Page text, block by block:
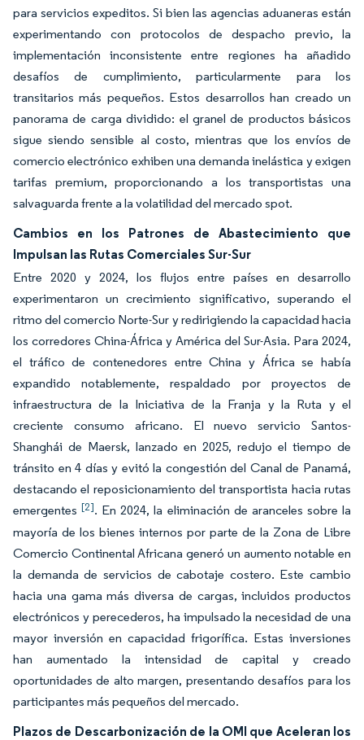
para servicios expeditos. Si bien las agencias aduaneras están
experimentando con protocolos de despacho previo, la
implementación inconsistente entre regiones ha añadido
desafíos de cumplimiento, particularmente para los
transitarios más pequeños. Estos desarrollos han creado un
panorama de carga dividido: el granel de productos básicos
sigue siendo sensible al costo, mientras que los envíos de
comercio electrónico exhiben una demanda inelástica y exigen
tarifas premium, proporcionando a los transportistas una
salvaguarda frente a la volatilidad del mercado spot.
Cambios en los Patrones de Abastecimiento que
Impulsan las Rutas Comerciales Sur-Sur
Entre 2020 y 2024, los flujos entre países en desarrollo
experimentaron un crecimiento significativo, superando el
ritmo del comercio Norte-Sur y redirigiendo la capacidad hacia
los corredores China-África y América del Sur-Asia. Para 2024,
el tráfico de contenedores entre China y África se había
expandido notablemente, respaldado por proyectos de
infraestructura de la Iniciativa de la Franja y la Ruta y el
creciente consumo africano. El nuevo servicio Santos-
Shanghái de Maersk, lanzado en 2025, redujo el tiempo de
tránsito en 4 días y evitó la congestión del Canal de Panamá,
destacando el reposicionamiento del transportista hacia rutas
emergentes[2]. En 2024, la eliminación de aranceles sobre la
mayoría de los bienes internos por parte de la Zona de Libre
Comercio Continental Africana generó un aumento notable en
la demanda de servicios de cabotaje costero. Este cambio
hacia una gama más diversa de cargas, incluidos productos
electrónicos y perecederos, ha impulsado la necesidad de una
mayor inversión en capacidad frigorífica. Estas inversiones
han aumentado la intensidad de capital y creado
oportunidades de alto margen, presentando desafíos para los
participantes más pequeños del mercado.
Plazos de Descarbonización de la OMI que Aceleran los